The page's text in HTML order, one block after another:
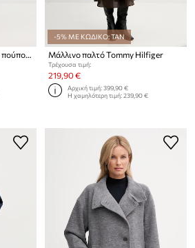
Μπουφάν με επένδυση από πούπουλα Tommy Hilfiger
-5% ΜΕ ΚΩΔΙΚΟ: TAN
Μάλλινο παλτό Tommy Hilfiger
Τρέχουσα τιμή:
219,90 €
Αρχική τιμή:399,90 €
Η χαμηλότερη τιμή:239,90 €